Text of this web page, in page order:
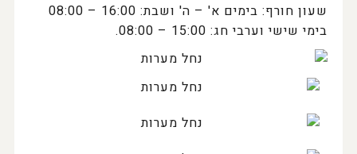
שעון חורף: בימים א' – ה' ושבת: 16:00 – 08:00
בימי שישי וערבי חג: 15:00 – 08:00.